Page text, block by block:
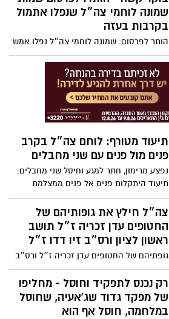
תושב אשדוד לשעבר, פונה כעת ללב הציבור
בתקווה לעזרה: "מיום כיפור אני ואשתי לא
עובדים, שלושה חודשים כמעט". הצטרפו
שמונה לוחמי צה״ל שנפלו אתמול
בקרבות בעזה
הותר לפרסום: שמונה לוחמי צה״ל נפלו אמש
בקרבות ברצועה - בהם מפקד גדוד 13 של
גולני, שנפל עם לוחמיו בקרב בשג׳עיה
תיעוד מטורף: לוחם צה״ל בקרב
פנים מול פנים עם שני מחבלים
נפצע מרימון, חתר למגע וחיסל שני מחבלים:
תיעוד היתקלות פנים אל פנים ממצלמת
הקסדה של לוחם יהל״ם
צה״ל חילץ את גופותיהם של
החטופים עדן זכריה ז״ל תושב
ראשון לציון ורס״ב זיו דדו ז״ל
גופתיהם של החטופים עדן זכריה ז״ל ורס״ב
זיו דדו ז״ל חולצו על ידי כוח צה״ל בפעילות
של לוחמים מיחידה 504 באגף המודיעין
וחטיבה 551 משטח רצועת עזה לשטח מדינת
ישראל.
רק נכנס לתפקיד וחוסל - מחליפו
של מפקד גדוד שג'אעיה, שחוסל
במלחמה, חוסל אף הוא